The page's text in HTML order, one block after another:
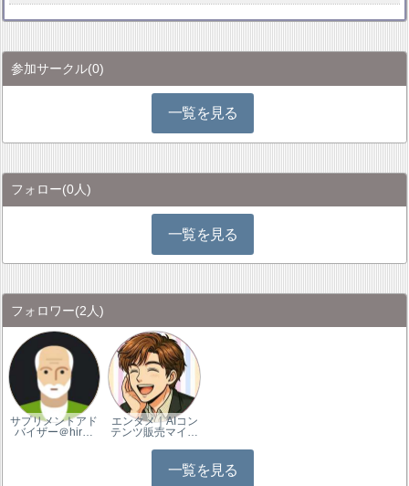
参加サークル(0)
一覧を見る
フォロー(0人)
一覧を見る
フォロワー(2人)
サプリメントアド
バイザー＠hir…
エンタメ｜AIコン
テンツ販売マイ…
一覧を見る